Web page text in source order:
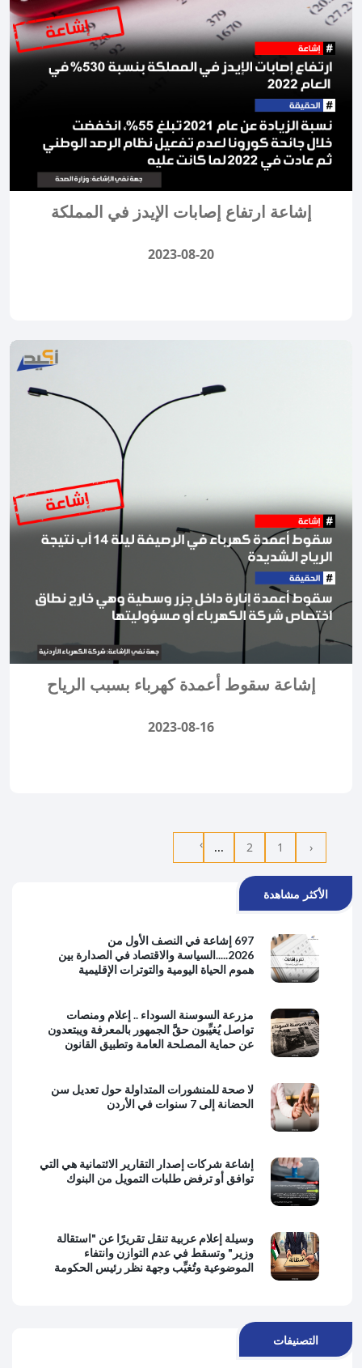
إشاعة ارتفاع إصابات الإيدز في المملكة
2023-08-20
إشاعة سقوط أعمدة كهرباء بسبب الرياح
2023-08-16
‹
1
2
...
›
الأكثر مشاهدة
697 إشاعة في النصف الأول من
2026.....السياسة والاقتصاد في الصدارة بين
هموم الحياة اليومية والتوترات الإقليمية
مزرعة السوسنة السوداء .. إعلام ومنصات
تواصل يُغيِّبون حقَّ الجمهور بالمعرفة ويبتعدون
عن حماية المصلحة العامة وتطبيق القانون
لا صحة للمنشورات المتداولة حول تعديل سن
الحضانة إلى 7 سنوات في الأردن
إشاعة شركات إصدار التقارير الائتمانية هي التي
توافق أو ترفض طلبات التمويل من البنوك
وسيلة إعلام عربية تنقل تقريرًا عن "استقالة
وزير" وتسقط في عدم التوازن وانتفاء
الموضوعية وتُغيِّب وجهة نظر رئيس الحكومة
التصنيفات